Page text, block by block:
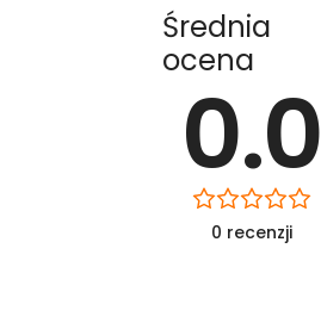
Średnia
ocena
0.0
0 recenzji